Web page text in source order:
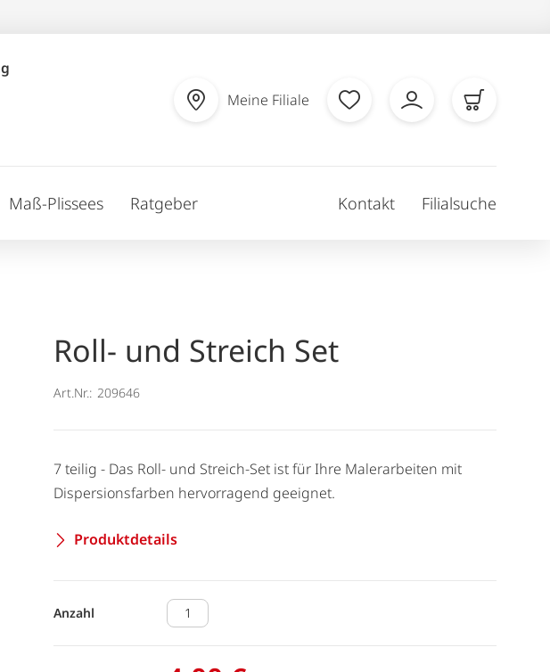
Meine Filiale
Maß-Plissees Ratgeber Kontakt Filialsuche
Roll- und Streich Set
Art.Nr.: 209646
7 teilig - Das Roll- und Streich-Set ist für Ihre Malerarbeiten mit
Dispersionsfarben hervorragend geeignet.
Produktdetails
Anzahl